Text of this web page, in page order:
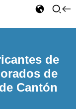
de
de
Cantón